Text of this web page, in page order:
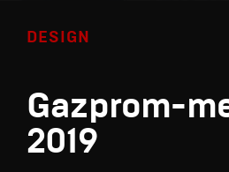
DESIGN
Gazprom-
2019